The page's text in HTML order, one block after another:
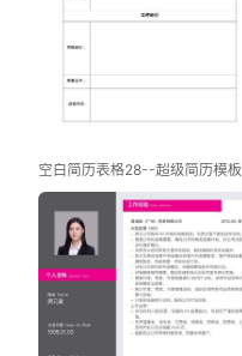
空白简历表格28--超级简历模板